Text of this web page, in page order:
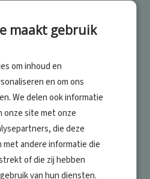
maakt gebruik
om inhoud en
en om ons
We delen ook informatie
onze site met onze
die deze
met andere informatie die
of die zij hebben
van hun diensten.